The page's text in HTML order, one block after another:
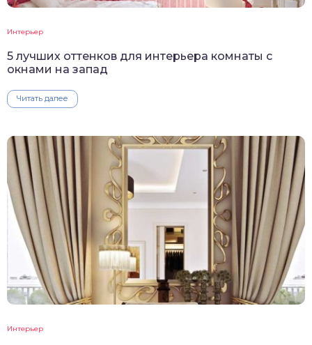
Интерьер
5 лучших оттенков для интерьера комнаты с
окнами на запад
Читать далее
Интерьер